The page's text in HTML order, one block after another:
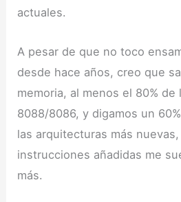
actuales.
A pesar de que no toco
desde hace años, creo que
memoria, al menos el 80%
8088/8086, y digamos un
las arquitecturas más
instrucciones añadidas me
más.